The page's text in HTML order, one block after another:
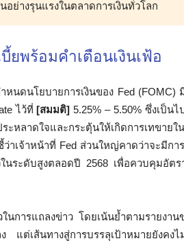
ย่างรุนแรงในตลาดการเงินทั่วโลก
ยพร้อมคำเตือนเงินเฟ้อ
หนดนโยบายการเงินของ Fed (FOMC)
ไว้ที่[สมมติ] 5.25% – 5.50% ซึ่งเป็น
ลาดใจและกระตุ้นให้เกิดการเทขายใ
าเจ้าหน้าที่ Fed ส่วนใหญ่คาดว่าจะมีกา
ระดับสูงตลอดปี 2568 เพื่อควบคุมอัตรา
นการแถลงข่าว โดยเน้นย้ำตามรายงาน
แต่เส้นทางสู่การบรรลุเป้าหมายยัง